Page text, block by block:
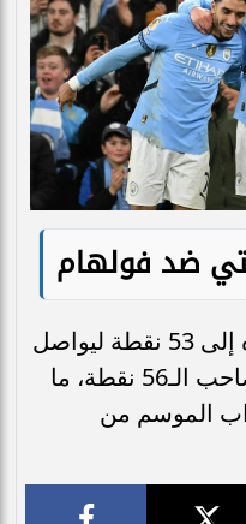
ضد فولهام
رفع مانشستر سيتي رصيده إلى 53 نقطة ليواصل
مطاردة المتصدر آرسنال صاحب الـ56 نقطة، ما
الموسم من